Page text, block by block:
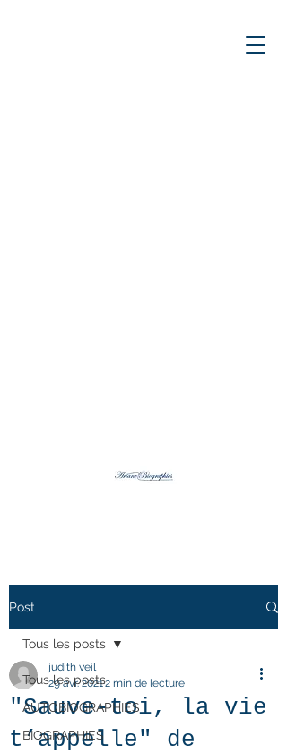
Post
Tous les posts
AUTOBIOGRAPHIES
BIOGRAPHIES
Tous les posts
"Sauve-toi, la vie
t’appelle" de
judith veil
29 avr. 20212 min de lecture